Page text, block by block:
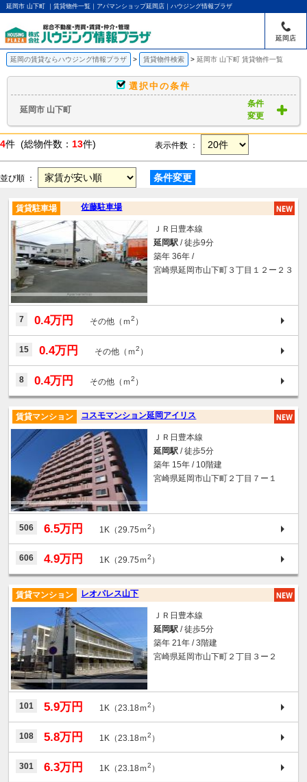
延岡市 山下町 ｜賃貸物件一覧｜アパマンショップ延岡店｜ハウジング情報プラザ
延岡店
延岡の賃貸ならハウジング情報プラザ 賃貸物件検索 延岡市 山下町 賃貸物件一覧
選択中の条件
延岡市 山下町
条件
変更
4件 (総物件数： 13件) 表示件数 ：
並び順 ： 条件変更
佐藤駐車場
賃貸駐車場
ＪＲ日豊本線
延岡駅 / 徒歩9分
築年 36年 /
宮崎県延岡市山下町３丁目１２ー２３
7 0.4万円 その他（ｍ2 ）
15 0.4万円 その他（ｍ2 ）
8 0.4万円 その他（ｍ2 ）
コスモマンション延岡アイリス
賃貸マンション
ＪＲ日豊本線
延岡駅 / 徒歩5分
築年 15年 / 10階建
宮崎県延岡市山下町２丁目７ー１
506 6.5万円 1K（29.75ｍ2 ）
606 4.9万円 1K（29.75ｍ2 ）
レオパレス山下
賃貸マンション
ＪＲ日豊本線
延岡駅 / 徒歩5分
築年 21年 / 3階建
宮崎県延岡市山下町２丁目３ー２
101 5.9万円 1K（23.18ｍ2 ）
108 5.8万円 1K（23.18ｍ2 ）
301 6.3万円 1K（23.18ｍ2 ）